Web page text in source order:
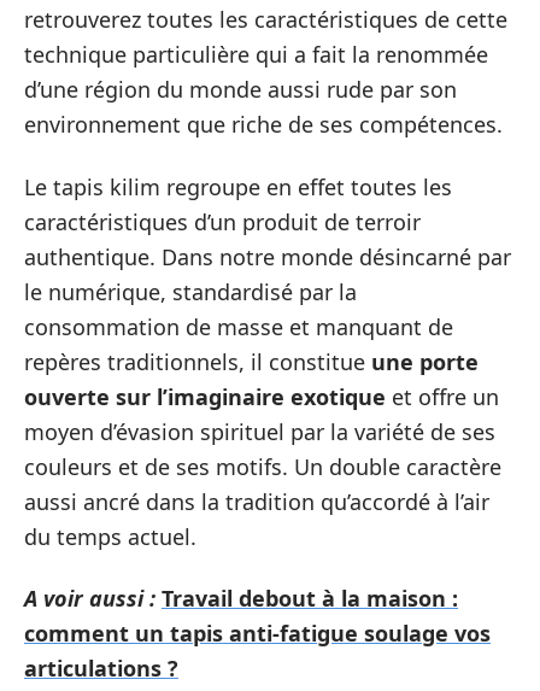
retrouverez toutes les caractéristiques de cette
technique particulière qui a fait la renommée
d’une région du monde aussi rude par son
environnement que riche de ses compétences.
Le tapis kilim regroupe en effet toutes les
caractéristiques d’un produit de terroir
authentique. Dans notre monde désincarné par
le numérique, standardisé par la
consommation de masse et manquant de
repères traditionnels, il constitue une porte
ouverte sur l’imaginaire exotique et offre un
moyen d’évasion spirituel par la variété de ses
couleurs et de ses motifs. Un double caractère
aussi ancré dans la tradition qu’accordé à l’air
du temps actuel.
A voir aussi : Travail debout à la maison :
comment un tapis anti-fatigue soulage vos
articulations ?